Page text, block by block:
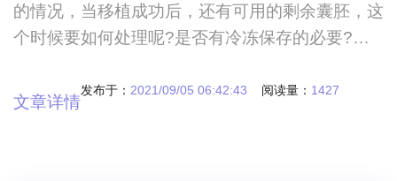
的情况，当移植成功后，还有可用的剩余囊胚，这
个时候要如何处理呢?是否有冷冻保存的必要?具
发布于： 2021/09/05 06:42:43 阅读量： 1427
文章详情